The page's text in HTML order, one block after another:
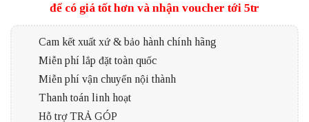
để có giá tốt hơn và nhận voucher tới 5tr
Cam kết xuất xứ & bảo hành chính hãng
Miễn phí lắp đặt toàn quốc
Miễn phí vận chuyển nội thành
Thanh toán linh hoạt
Hỗ trợ TRẢ GÓP